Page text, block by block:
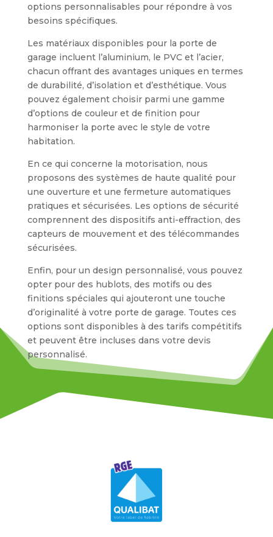
options personnalisables pour répondre à vos
besoins spécifiques.
Les matériaux disponibles pour la porte de
garage incluent l’aluminium, le PVC et l’acier,
chacun offrant des avantages uniques en termes
de durabilité, d’isolation et d’esthétique. Vous
pouvez également choisir parmi une gamme
d’options de couleur et de finition pour
harmoniser la porte avec le style de votre
habitation.
En ce qui concerne la motorisation, nous
proposons des systèmes de haute qualité pour
une ouverture et une fermeture automatiques
pratiques et sécurisées. Les options de sécurité
comprennent des dispositifs anti-effraction, des
capteurs de mouvement et des télécommandes
sécurisées.
Enfin, pour un design personnalisé, vous pouvez
opter pour des hublots, des motifs ou des
finitions spéciales qui ajouteront une touche
d’originalité à votre porte de garage. Toutes ces
options sont disponibles à des tarifs compétitifs
et peuvent être incluses dans votre devis
personnalisé.